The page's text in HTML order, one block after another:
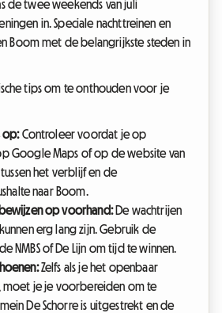
de twee weekends van juli
in. Speciale nachttreinen en
Boom met de belangrijkste steden in
tips om te onthouden voor je
op:Controleer voordat je op
Google Maps of op de website van
het verblijf en de
naar Boom.
op voorhand:De wachtrijen
erg lang zijn. Gebruik de
NMBS of De Lijn om tijd te winnen.
Zelfs als je het openbaar
je je voorbereiden om te
De Schorre is uitgestrekt en de